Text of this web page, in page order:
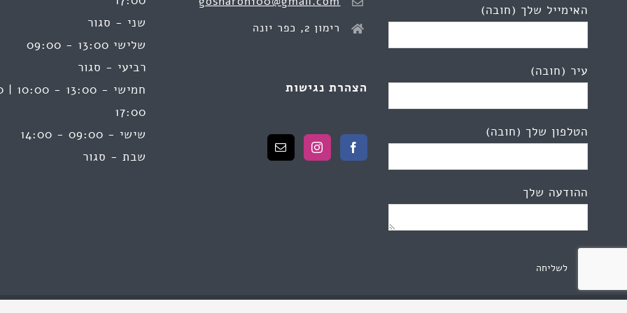
האימייל שלך (חובה)
עיר (חובה)
הטלפון שלך (חובה)
ההודעה שלך
רימון 2, כפר יונה
הצהרת נגישות
שני - סגור
שלישי 13:00 - 09:00
רביעי - סגור
17:00
שישי - 09:00 - 14:00
שבת - סגור